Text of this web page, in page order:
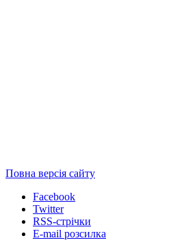
Повна версія сайту
Facebook
Twitter
RSS-стрічки
E-mail розсилка